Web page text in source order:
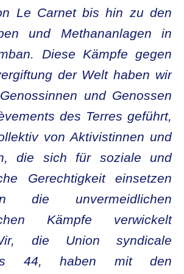
Le Carnet bis hin zu den
und Methananlagen in
Diese Kämpfe gegen
der Welt haben wir
und Genossen
des Terres geführt,
von Aktivistinnen und
die sich für soziale und
Gerechtigkeit einsetzen
die unvermeidlichen
Kämpfe verwickelt
die Union syndicale
44, haben mit den